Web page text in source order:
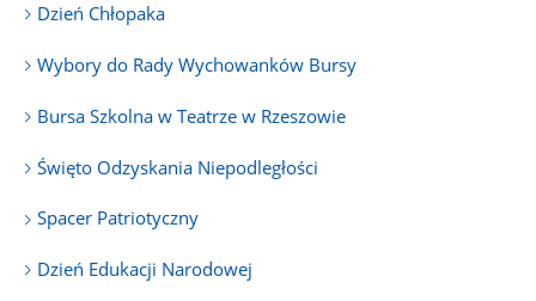
Dzień Chłopaka
Wybory do Rady Wychowanków Bursy
Bursa Szkolna w Teatrze w Rzeszowie
Święto Odzyskania Niepodległości
Spacer Patriotyczny
Dzień Edukacji Narodowej